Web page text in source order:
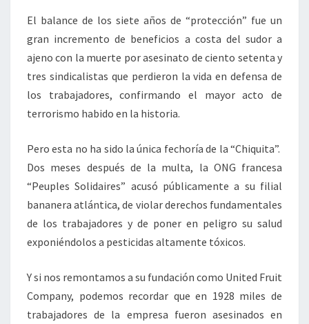
El balance de los siete años de “protección” fue un
gran incremento de beneficios a costa del sudor a
ajeno con la muerte por asesinato de ciento setenta y
tres sindicalistas que perdieron la vida en defensa de
los trabajadores, confirmando el mayor acto de
terrorismo habido en la historia.
Pero esta no ha sido la única fechoría de la “Chiquita”.
Dos meses después de la multa, la ONG francesa
“Peuples Solidaires” acusó públicamente a su filial
bananera atlántica, de violar derechos fundamentales
de los trabajadores y de poner en peligro su salud
exponiéndolos a pesticidas altamente tóxicos.
Y si nos remontamos a su fundación como United Fruit
Company, podemos recordar que en 1928 miles de
trabajadores de la empresa fueron asesinados en